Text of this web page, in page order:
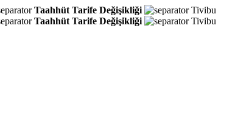
Taahhüt Tarife Değişikliği
Tivibu
Taahhüt Tarife Değişikliği
Tivibu